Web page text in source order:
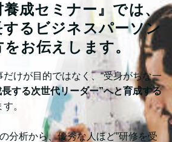
養成セミナー』では、
するビジネスパーソン
お伝えします。
けが目的ではなく、“受身がちな一
する次世代リーダー”へと育成する
。
分析から、優秀な人ほど”研修を受